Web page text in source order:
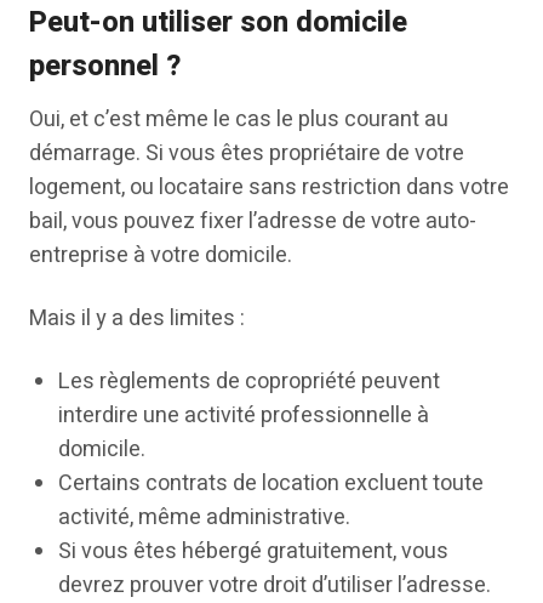
Peut-on utiliser son domicile
personnel ?
Oui, et c’est même le cas le plus courant au
démarrage. Si vous êtes propriétaire de votre
logement, ou locataire sans restriction dans votre
bail, vous pouvez fixer l’adresse de votre auto-
entreprise à votre domicile.
Mais il y a des limites :
Les règlements de copropriété peuvent
interdire une activité professionnelle à
domicile.
Certains contrats de location excluent toute
activité, même administrative.
Si vous êtes hébergé gratuitement, vous
devrez prouver votre droit d’utiliser l’adresse.